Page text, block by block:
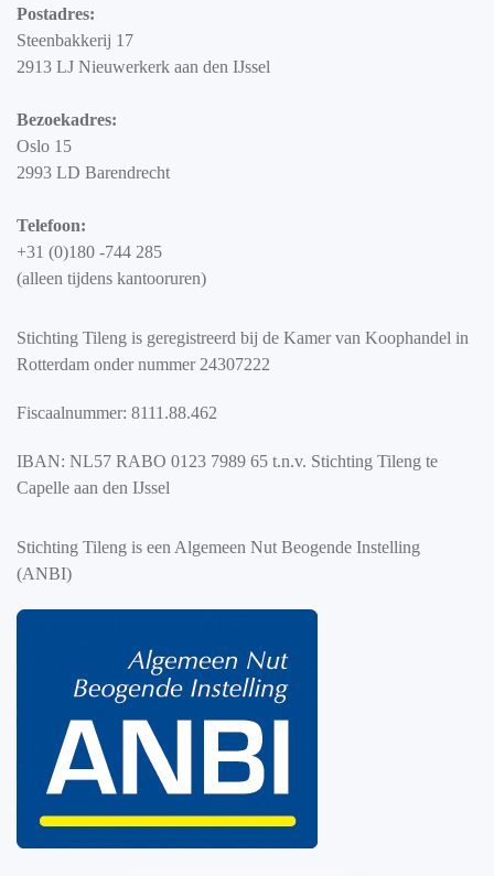
Postadres:
Steenbakkerij 17
2913 LJ Nieuwerkerk aan den IJssel
Bezoekadres:
Oslo 15
2993 LD Barendrecht
Telefoon:
+31 (0)180 -744 285
(alleen tijdens kantooruren)
Stichting Tileng is geregistreerd bij de Kamer van Koophandel in
Rotterdam onder nummer 24307222
Fiscaalnummer: 8111.88.462
IBAN: NL57 RABO 0123 7989 65 t.n.v. Stichting Tileng te
Capelle aan den IJssel
Stichting Tileng is een Algemeen Nut Beogende Instelling
(ANBI)